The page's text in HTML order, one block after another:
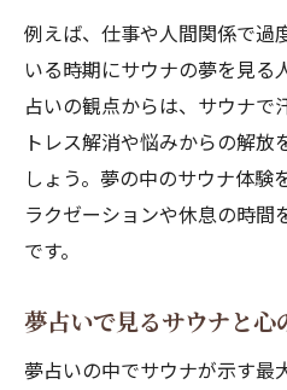
例えば、仕事や人間関係で過
いる時期にサウナの夢を見る
占いの観点からは、サウナで
トレス解消や悩みからの解
しょう。夢の中のサウナ体験
ラクゼーションや休息の時間
です。
夢占いで見るサウナと心
夢占いの中でサウナが示す最